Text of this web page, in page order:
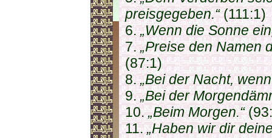
preisgegeben.“(111:1)
6.„Wenn die Sonne
7.„Preise den Namen
(87:1)
8.„Bei der Nacht,
9.„Bei der
10.„Beim Morgen.“
11.„Haben wir dir